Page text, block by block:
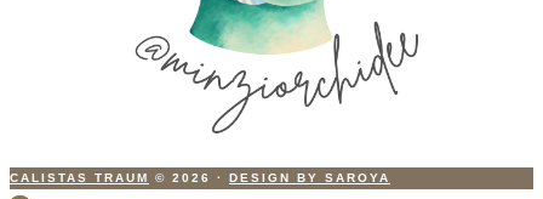
CALISTAS TRAUM © 2026 · DESIGN BY SAROYA